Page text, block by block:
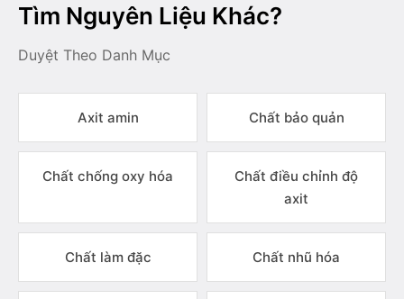
Tìm Nguyên Liệu Khác?
Duyệt Theo Danh Mục
Axit amin Chất bảo quản
Chất chống oxy hóa
Chất điều chỉnh độ
axit
Chất làm đặc Chất nhũ hóa